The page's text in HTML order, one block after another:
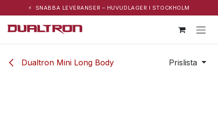
⚡ SNABBA LEVERANSER – HUVUDLAGER I STOCKHOLM
Dualtron Mini Long Body Prislista